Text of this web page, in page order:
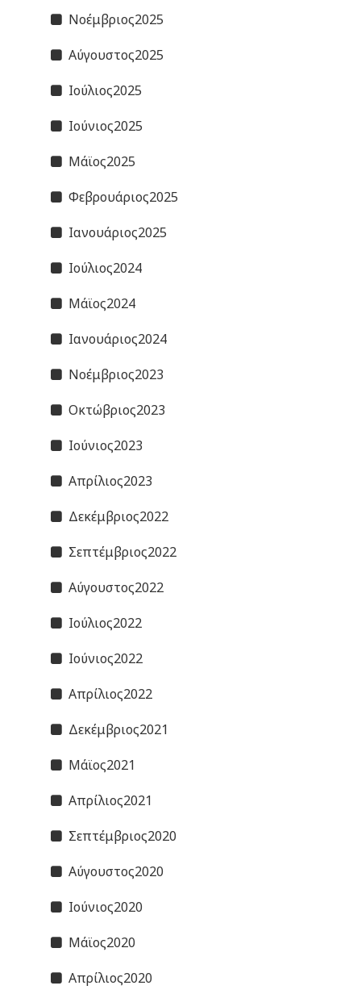
Νοέμβριος2025
Αύγουστος2025
Ιούλιος2025
Ιούνιος2025
Μάϊος2025
Φεβρουάριος2025
Ιανουάριος2025
Ιούλιος2024
Μάϊος2024
Ιανουάριος2024
Νοέμβριος2023
Οκτώβριος2023
Ιούνιος2023
Απρίλιος2023
Δεκέμβριος2022
Σεπτέμβριος2022
Αύγουστος2022
Ιούλιος2022
Ιούνιος2022
Απρίλιος2022
Δεκέμβριος2021
Μάϊος2021
Απρίλιος2021
Σεπτέμβριος2020
Αύγουστος2020
Ιούνιος2020
Μάϊος2020
Απρίλιος2020